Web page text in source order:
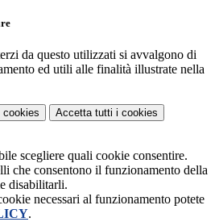
da questo utilizzati si avvalgono di
ed utili alle finalità illustrate nella
cookies Accetta tutti i cookies
scegliere quali cookie consentire.
che consentono il funzionamento della
disabilitarli.
necessari al funzionamento potete
.